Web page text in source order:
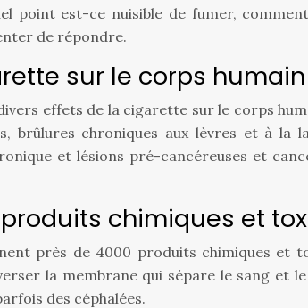
point est-ce nuisible de fumer,
de répondre.
sur le corps humain
effets de la cigarette sur le corps
brûlures chroniques aux lèvres et à
et lésions pré-cancéreuses et
chimiques et
près de 4000 produits chimiques et
la membrane qui sépare le sang et
des céphalées.